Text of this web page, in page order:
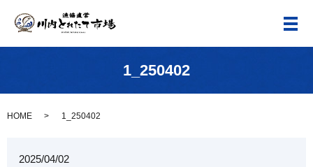
メ
1_250402
HOME 1_250402
2025/04/02